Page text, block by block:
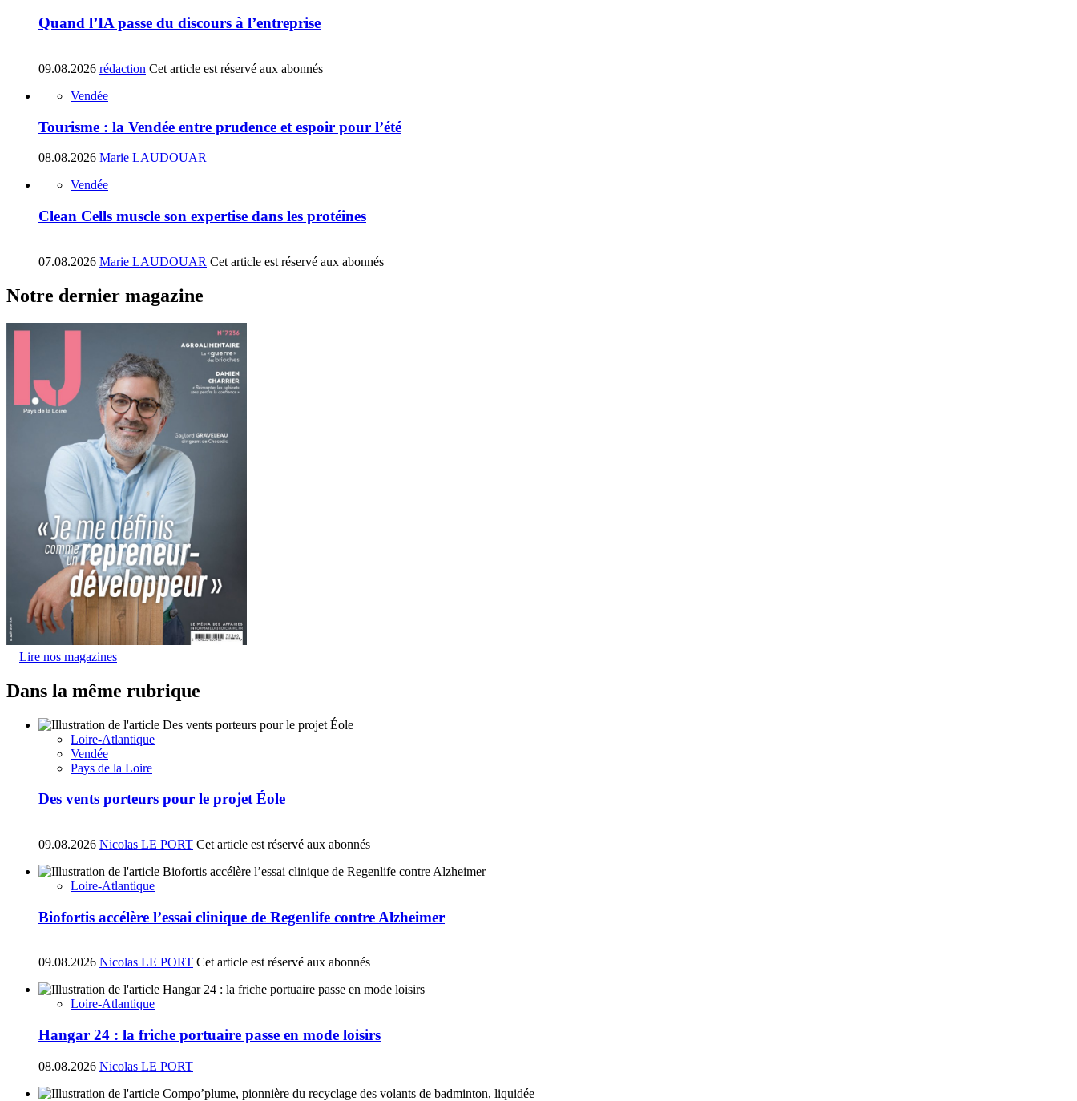
Quand l’IA passe du discours à l’entreprise
09.08.2026 rédaction Cet article est réservé aux abonnés
Vendée
Tourisme : la Vendée entre prudence et espoir pour l’été
08.08.2026 Marie LAUDOUAR
Vendée
Clean Cells muscle son expertise dans les protéines
07.08.2026 Marie LAUDOUAR Cet article est réservé aux abonnés
Notre dernier magazine
Lire nos magazines
Dans la même rubrique
Loire-Atlantique
Vendée
Pays de la Loire
Des vents porteurs pour le projet Éole
09.08.2026 Nicolas LE PORT Cet article est réservé aux abonnés
Loire-Atlantique
Biofortis accélère l’essai clinique de Regenlife contre Alzheimer
09.08.2026 Nicolas LE PORT Cet article est réservé aux abonnés
Loire-Atlantique
Hangar 24 : la friche portuaire passe en mode loisirs
08.08.2026 Nicolas LE PORT